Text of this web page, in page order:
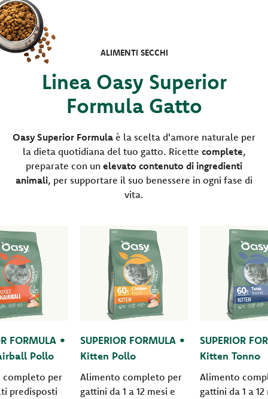
ALIMENTI SECCHI
Linea Oasy Superior
Formula Gatto
Oasy Superior Formula è la scelta d'amore naturale per
la dieta quotidiana del tuo gatto. Ricette complete,
preparate con un elevato contenuto di ingredienti
animali, per supportare il suo benessere in ogni fase di
vita.
FORMULA •
Pollo
completo per
predisposti
SUPERIOR FORMULA •
Kitten Pollo
Alimento completo per
gattini da 1 a 12 mesi e
SUPERIOR
Kitten Tonno
Alimento
gattini da 1 a